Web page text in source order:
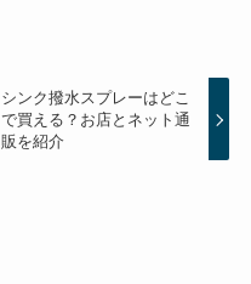
シンク撥水スプレーはどこ
で買える？お店とネット通
販を紹介